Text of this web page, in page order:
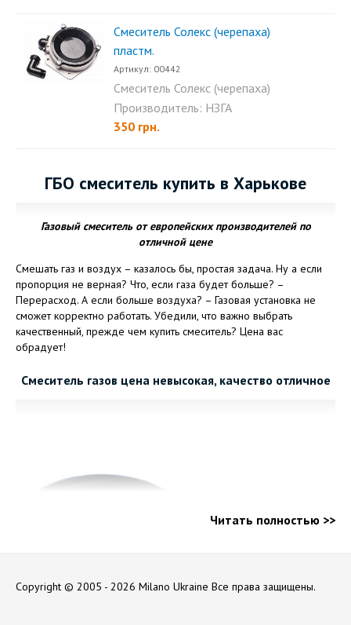
Смеситель Солекс (черепаха)
пластм.
Артикул: 00442
Смеситель Солекс (черепаха)
пластм....
Производитель: НЗГА
350 грн.
ГБО смеситель купить в Харькове
Газовый смеситель от европейских производителей по
отличной цене
Смешать газ и воздух – казалось бы, простая задача. Ну а если
пропорция не верная? Что, если газа будет больше? –
Перерасход. А если больше воздуха? – Газовая установка не
сможет корректно работать. Убедили, что важно выбрать
качественный, прежде чем купить смеситель? Цена вас
обрадует!
Смеситель газов цена невысокая, качество отличное
Читать полностью >>
Copyright © 2005 - 2026 Milano Ukraine Все права защищены.